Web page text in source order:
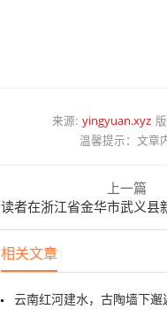
来源: yingyuan.xyz
温馨提示：文章
上一篇
读者在浙江省金华市武义县新华书店
相关文章
云南红河建水，古陶墙下邂